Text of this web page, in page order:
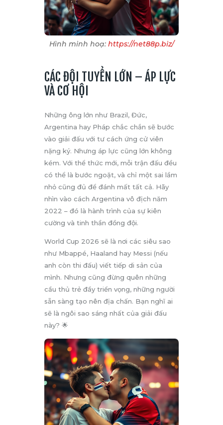
Hình minh hoạ: https://net88p.biz/
CÁC ĐỘI TUYỂN LỚN – ÁP LỰC
VÀ CƠ HỘI
Những ông lớn như Brazil, Đức,
Argentina hay Pháp chắc chắn sẽ bước
vào giải đấu với tư cách ứng cử viên
nặng ký. Nhưng áp lực cũng lớn không
kém. Với thể thức mới, mỗi trận đấu đều
có thể là bước ngoặt, và chỉ một sai lầm
nhỏ cũng đủ để đánh mất tất cả. Hãy
nhìn vào cách Argentina vô địch năm
2022 – đó là hành trình của sự kiên
cường và tinh thần đồng đội.
World Cup 2026 sẽ là nơi các siêu sao
như Mbappé, Haaland hay Messi (nếu
anh còn thi đấu) viết tiếp di sản của
mình. Nhưng cũng đừng quên những
cầu thủ trẻ đầy triển vọng, những người
sẵn sàng tạo nên địa chấn. Bạn nghĩ ai
sẽ là ngôi sao sáng nhất của giải đấu
này? 🌟